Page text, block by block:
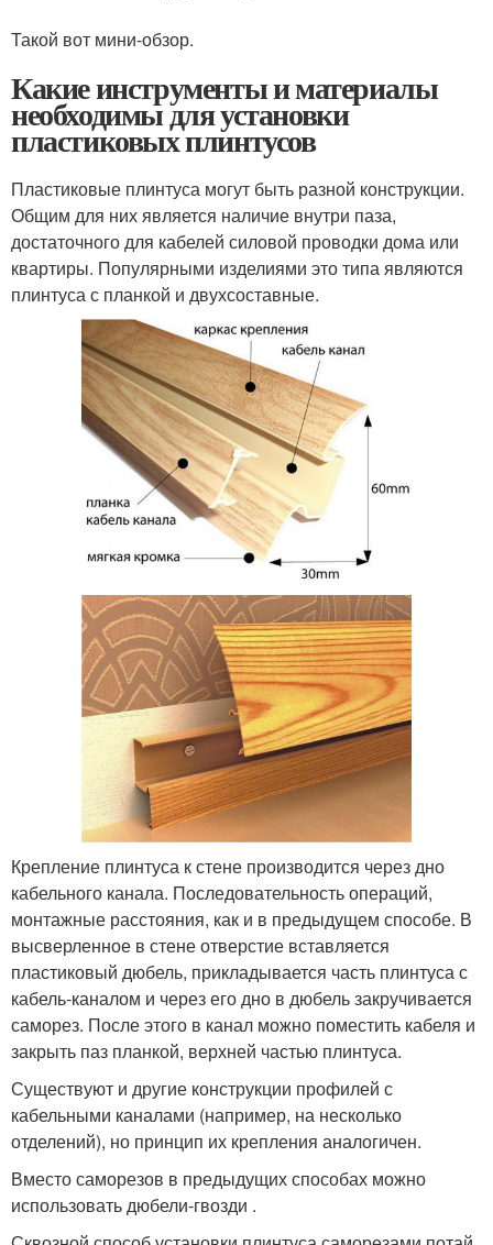
Такой вот мини-обзор.
Какие инструменты и материалы
необходимы для установки
пластиковых плинтусов
Пластиковые плинтуса могут быть разной конструкции.
Общим для них является наличие внутри паза,
достаточного для кабелей силовой проводки дома или
квартиры. Популярными изделиями это типа являются
плинтуса с планкой и двухсоставные.
Крепление плинтуса к стене производится через дно
кабельного канала. Последовательность операций,
монтажные расстояния, как и в предыдущем способе. В
высверленное в стене отверстие вставляется
пластиковый дюбель, прикладывается часть плинтуса с
кабель-каналом и через его дно в дюбель закручивается
саморез. После этого в канал можно поместить кабеля и
закрыть паз планкой, верхней частью плинтуса.
Существуют и другие конструкции профилей с
кабельными каналами (например, на несколько
отделений), но принцип их крепления аналогичен.
Вместо саморезов в предыдущих способах можно
использовать дюбели-гвозди .